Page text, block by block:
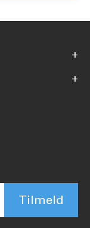
+
+
Tilmeld